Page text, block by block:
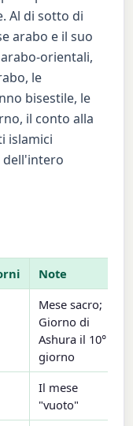
Al di sotto di
arabo e il suo
orientali,
le
bisestile, le
il conto alla
islamici
dell'intero
Note
Mese sacro;
Giorno di
Ashura il 10°
giorno
Il mese
"vuoto"